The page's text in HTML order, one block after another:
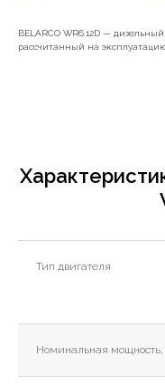
BELARCO WR6.12D —
рассчитанный на
Тип двигателя
Номинальная мощность,